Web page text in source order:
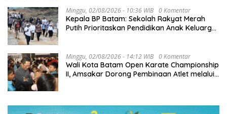
Minggu, 02/08/2026 - 10:36 WIB 0 Komentar
Kepala BP Batam: Sekolah Rakyat Merah
Putih Prioritaskan Pendidikan Anak Keluarga
Minggu, 02/08/2026 - 14:12 WIB 0 Komentar
Wali Kota Batam Open Karate Championship
II, Amsakar Dorong Pembinaan Atlet melalui